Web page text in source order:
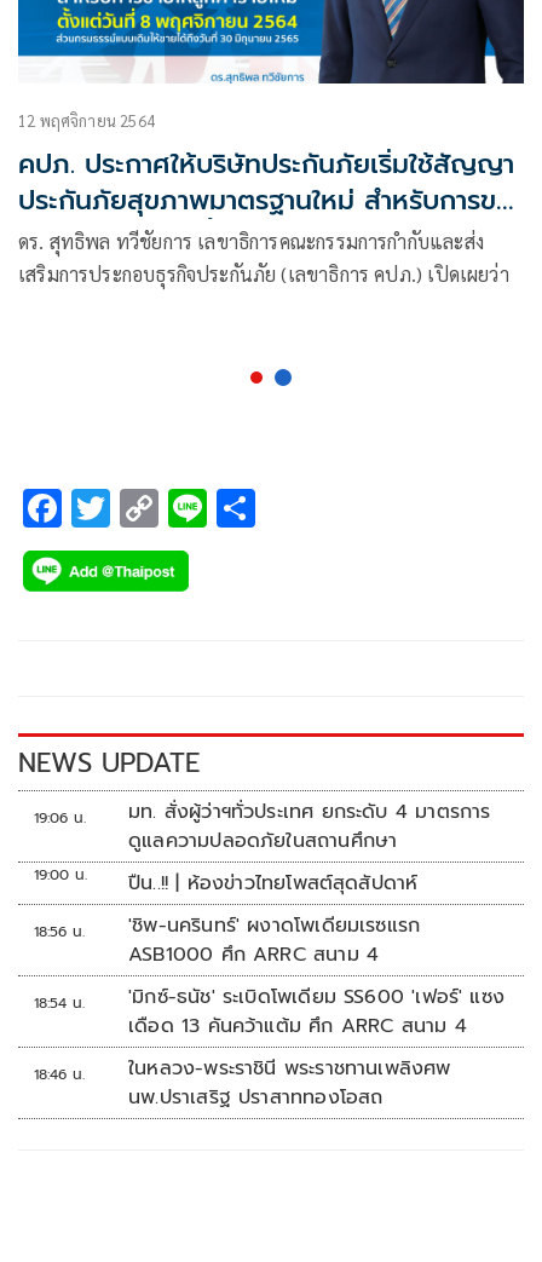
12 พฤศจิกายน 2564
คปภ. ประกาศให้บริษัทประกันภัยเริ่มใช้สัญญา
ประกันภัยสุขภาพมาตรฐานใหม่ สำหรับการขาย
ให้ลูกค้ารายใหม่ ตั้งแต่วันที่ 8 พฤศจิกายน
2564 ส่วนกรมธรรม์แบบเดิม ให้ขายได้ถึงวัน
ดร. สุทธิพล ทวีชัยการ เลขาธิการคณะกรรมการกำกับและส่ง
เสริมการประกอบธุรกิจประกันภัย (เลขาธิการ คปภ.) เปิดเผยว่า
F
ac
e
k
T
wi
tt
C
o
p
k
Li
NEWS UPDATE
19:06 น.
มท. สั่งผู้ว่าฯทั่วประเทศ ยกระดับ 4 มาตรการ
ดูแลความปลอดภัยในสถานศึกษา
19:00 น. ปืน..!! | ห้องข่าวไทยโพสต์สุดสัปดาห์
18:56 น.
'ชิพ-นครินทร์' ผงาดโพเดียมเรซแรก
ASB1000 ศึก ARRC สนาม 4
18:54 น.
'มิกซ์-ธนัช' ระเบิดโพเดียม SS600 'เฟอร์' แซง
เดือด 13 คันคว้าแต้ม ศึก ARRC สนาม 4
18:46 น.
ในหลวง-พระราชินี พระราชทานเพลิงศพ
นพ.ปราเสริฐ ปราสาททองโอสถ